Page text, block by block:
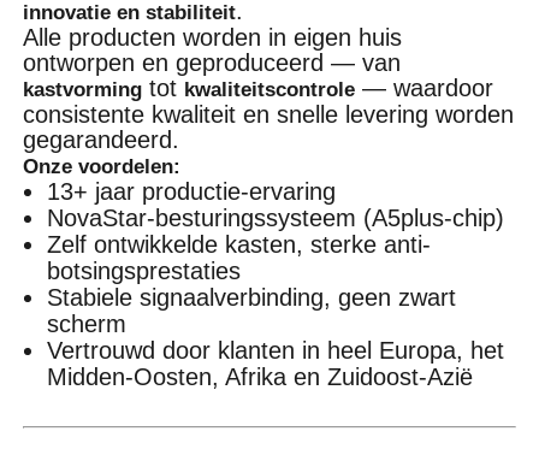
innovatie en stabiliteit.
Alle producten worden in eigen huis
ontworpen en geproduceerd — van
kastvorming tot kwaliteitscontrole — waardoor
consistente kwaliteit en snelle levering worden
gegarandeerd.
Onze voordelen:
13+ jaar productie-ervaring
NovaStar-besturingssysteem (A5plus-chip)
Zelf ontwikkelde kasten, sterke anti-
botsingsprestaties
Stabiele signaalverbinding, geen zwart
scherm
Vertrouwd door klanten in heel Europa, het
Midden-Oosten, Afrika en Zuidoost-Azië